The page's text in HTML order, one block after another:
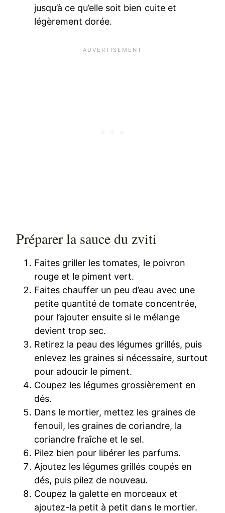
jusqu’à ce qu’elle soit bien cuite et
légèrement dorée.
Préparer la sauce du zviti
Faites griller les tomates, le poivron
rouge et le piment vert.
Faites chauffer un peu d’eau avec une
petite quantité de tomate concentrée,
pour l’ajouter ensuite si le mélange
devient trop sec.
Retirez la peau des légumes grillés, puis
enlevez les graines si nécessaire, surtout
pour adoucir le piment.
Coupez les légumes grossièrement en
dés.
Dans le mortier, mettez les graines de
fenouil, les graines de coriandre, la
coriandre fraîche et le sel.
Pilez bien pour libérer les parfums.
Ajoutez les légumes grillés coupés en
dés, puis pilez de nouveau.
Coupez la galette en morceaux et
ajoutez-la petit à petit dans le mortier.